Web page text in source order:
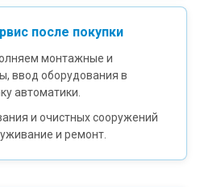
после покупки
монтажные и
ввод оборудования в
автоматики.
и очистных сооружений
и ремонт.